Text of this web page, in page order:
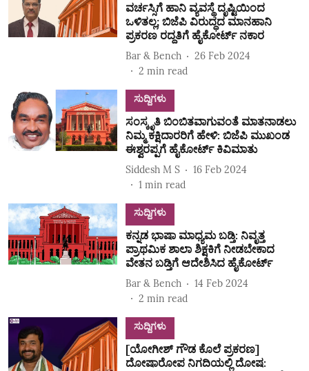
ವರ್ಚಸ್ಸಿಗೆ ಹಾನಿ ವ್ಯವಸ್ಥೆ ದೃಷ್ಟಿಯಿಂದ
ಒಳಿತಲ್ಲ; ಬಿಜೆಪಿ ವಿರುದ್ಧದ ಮಾನಹಾನಿ
ಪ್ರಕರಣ ರದ್ದತಿಗೆ ಹೈಕೋರ್ಟ್‌ ನಕಾರ
Bar & Bench
26 Feb 2024
2 min read
ಸುದ್ದಿಗಳು
ಸಂಸ್ಕೃತಿ ಬಿಂಬಿತವಾಗುವಂತೆ ಮಾತನಾಡಲು
ನಿಮ್ಮ ಕಕ್ಷಿದಾರರಿಗೆ ಹೇಳಿ: ಬಿಜೆಪಿ ಮುಖಂಡ
ಈಶ್ವರಪ್ಪಗೆ ಹೈಕೋರ್ಟ್‌ ಕಿವಿಮಾತು
Siddesh M S
16 Feb 2024
1 min read
ಸುದ್ದಿಗಳು
ಕನ್ನಡ ಭಾಷಾ ಮಾಧ್ಯಮ ಬಡ್ತಿ: ನಿವೃತ್ತ
ಪ್ರಾಥಮಿಕ ಶಾಲಾ ಶಿಕ್ಷಕಿಗೆ ನೀಡಬೇಕಾದ
ವೇತನ ಬಡ್ತಿಗೆ ಆದೇಶಿಸಿದ ಹೈಕೋರ್ಟ್‌
Bar & Bench
14 Feb 2024
2 min read
ಸುದ್ದಿಗಳು
[ಯೋಗೀಶ್‌ ಗೌಡ ಕೊಲೆ ಪ್ರಕರಣ]
ದೋಷಾರೋಪ ನಿಗದಿಯಲ್ಲಿ ದೋಷ: